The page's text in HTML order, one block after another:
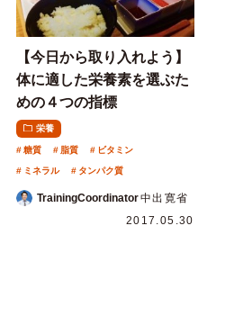
【今日から取り入れよう】
体に適した栄養素を選ぶた
めの４つの指標
栄養
糖質 脂質 ビタミン
ミネラル タンパク質
TrainingCoordinator中出寛省
2017.05.30